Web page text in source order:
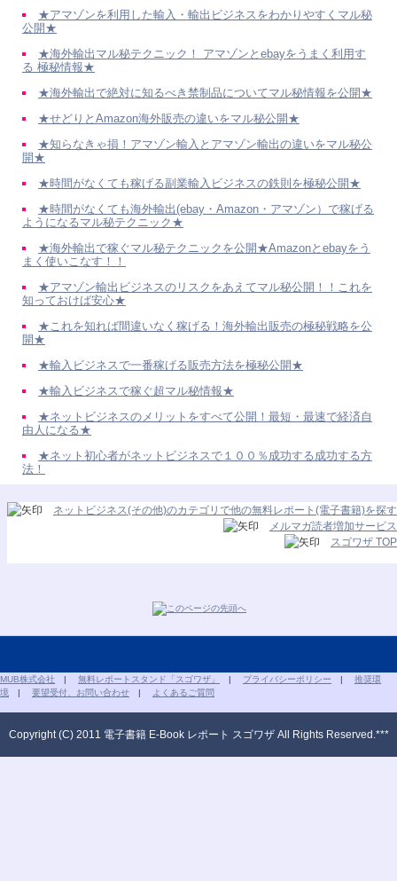
★アマゾンを利用した輸入・輸出ビジネスをわかりやすくマル秘
公開★
★海外輸出マル秘テクニック！ アマゾンとebayをうまく利用す
る 極秘情報★
★海外輸出で絶対に知るべき禁制品についてマル秘情報を公開★
★せどりとAmazon海外販売の違いをマル秘公開★
★知らなきゃ損！アマゾン輸入とアマゾン輸出の違いをマル秘公
開★
★時間がなくても稼げる副業輸入ビジネスの鉄則を極秘公開★
★時間がなくても海外輸出(ebay・Amazon・アマゾン）で稼げる
ようになるマル秘テクニック★
★海外輸出で稼ぐマル秘テクニックを公開★Amazonとebayをう
まく使いこなす！！
★アマゾン輸出ビジネスのリスクをあえてマル秘公開！！これを
知っておけば安心★
★これを知れば間違いなく稼げる！海外輸出販売の極秘戦略を公
開★
★輸入ビジネスで一番稼げる販売方法を極秘公開★
★輸入ビジネスで稼ぐ超マル秘情報★
★ネットビジネスのメリットをすべて公開！最短・最速で経済自
由人になる★
★ネット初心者がネットビジネスで１００％成功する成功する方
法！
ネットビジネス(その他)のカテゴリで他の無料レポート(電子書籍)を探す
メルマガ読者増加サービス
スゴワザ TOP
MUB株式会社 | 無料レポートスタンド「スゴワザ」 | プライバシーポリシー | 推奨環
境 | 要望受付、お問い合わせ | よくあるご質問
Copyright (C) 2011 電子書籍 E-Book レポート スゴワザ All Rights Reserved.***